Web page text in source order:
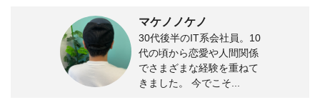
マケノノケノ
30代後半のIT系会社員。10
代の頃から恋愛や人間関係
でさまざまな経験を重ねて
きました。 今でこそ...